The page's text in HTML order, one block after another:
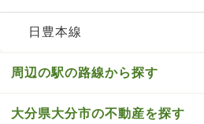
日豊本線
周辺の駅の路線から探す
大分県大分市の不動産を探す